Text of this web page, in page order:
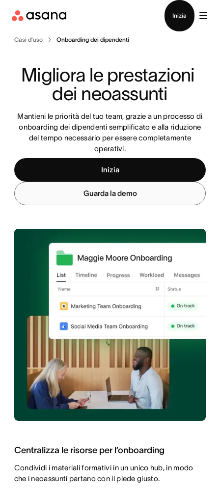
Inizia
Casi d’uso Onboarding dei dipendenti
Migliora le prestazioni
dei neoassunti
Mantieni le priorità del tuo team, grazie a un processo di
onboarding dei dipendenti semplificato e alla riduzione
del tempo necessario per essere completamente
operativi.
Inizia
Guarda la demo
Centralizza le risorse per l’onboarding
Condividi i materiali formativi in un unico hub, in modo
che i neoassunti partano con il piede giusto.